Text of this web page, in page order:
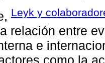
Leyk y
relación entre
e
como la